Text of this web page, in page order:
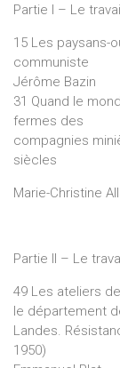
Partie I – Le
15 Les paysans-
communiste
Jérôme Bazin
31 Quand le
fermes des
compagnies
siècles
Marie-Christine
Partie II – Le
49 Les ateliers
le département
Landes.
1950)